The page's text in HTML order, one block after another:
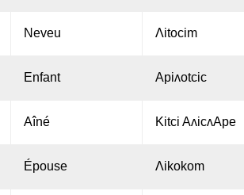
Neveu Λitocim
Enfant Apiʌotcic
Aîné Kitci AᴧicʌApe
Épouse Λikokom